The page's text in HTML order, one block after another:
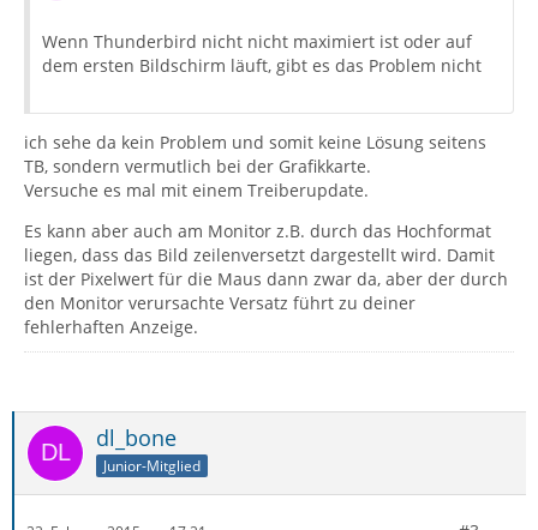
Wenn Thunderbird nicht nicht maximiert ist oder auf
dem ersten Bildschirm läuft, gibt es das Problem nicht
ich sehe da kein Problem und somit keine Lösung seitens
TB, sondern vermutlich bei der Grafikkarte.
Versuche es mal mit einem Treiberupdate.
Es kann aber auch am Monitor z.B. durch das Hochformat
liegen, dass das Bild zeilenversetzt dargestellt wird. Damit
ist der Pixelwert für die Maus dann zwar da, aber der durch
den Monitor verursachte Versatz führt zu deiner
fehlerhaften Anzeige.
dl_bone
Junior-Mitglied